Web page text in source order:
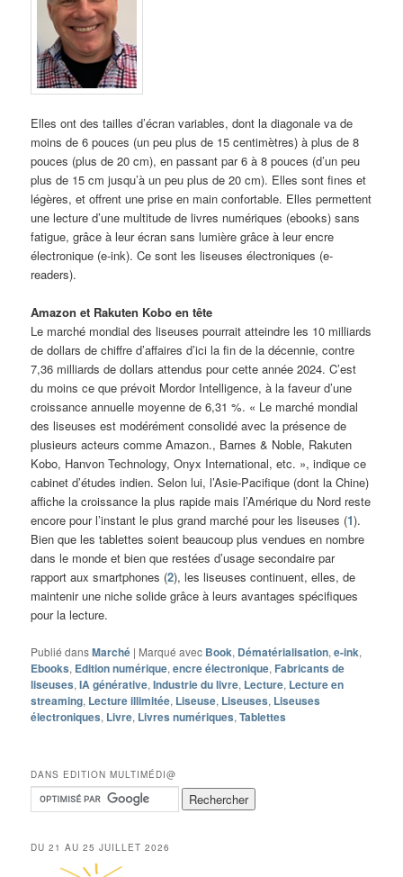
Elles ont des tailles d’écran variables, dont la diagonale va de
moins de 6 pouces (un peu plus de 15 centimètres) à plus de 8
pouces (plus de 20 cm), en passant par 6 à 8 pouces (d’un peu
plus de 15 cm jusqu’à un peu plus de 20 cm). Elles sont fines et
légères, et offrent une prise en main confortable. Elles permettent
une lecture d’une multitude de livres numériques (ebooks) sans
fatigue, grâce à leur écran sans lumière grâce à leur encre
électronique (e-ink). Ce sont les liseuses électroniques (e-
readers).
Amazon et Rakuten Kobo en tête
Le marché mondial des liseuses pourrait atteindre les 10 milliards
de dollars de chiffre d’affaires d’ici la fin de la décennie, contre
7,36 milliards de dollars attendus pour cette année 2024. C’est
du moins ce que prévoit Mordor Intelligence, à la faveur d’une
croissance annuelle moyenne de 6,31 %. « Le marché mondial
des liseuses est modérément consolidé avec la présence de
plusieurs acteurs comme Amazon., Barnes & Noble, Rakuten
Kobo, Hanvon Technology, Onyx International, etc. », indique ce
cabinet d’études indien. Selon lui, l’Asie-Pacifique (dont la Chine)
affiche la croissance la plus rapide mais l’Amérique du Nord reste
encore pour l’instant le plus grand marché pour les liseuses (1).
Bien que les tablettes soient beaucoup plus vendues en nombre
dans le monde et bien que restées d’usage secondaire par
rapport aux smartphones (2), les liseuses continuent, elles, de
maintenir une niche solide grâce à leurs avantages spécifiques
pour la lecture.
Publié dansMarché | Marqué avec Book, Dématérialisation,e-ink,
Ebooks, Edition numérique,encre électronique, Fabricants de
liseuses,IA générative,Industrie du livre, Lecture, Lecture en
streaming, Lecture illimitée, Liseuse, Liseuses, Liseuses
électroniques, Livre, Livres numériques,Tablettes
DANS EDITION MULTIMÉDI@
DU 21 AU 25 JUILLET 2026